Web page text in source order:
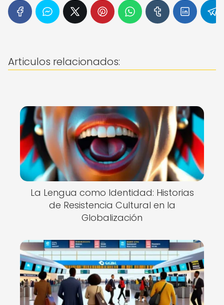
Articulos relacionados:
La Lengua como Identidad: Historias
de Resistencia Cultural en la
Globalización